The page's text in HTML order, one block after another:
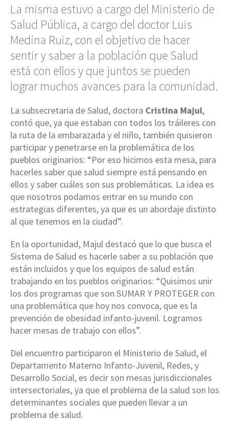
La misma estuvo a cargo del Ministerio de
Salud Pública, a cargo del doctor Luis
Medina Ruiz, con el objetivo de hacer
sentir y saber a la población que Salud
está con ellos y que juntos se pueden
lograr muchos avances para la comunidad.
La subsecretaria de Salud, doctora Cristina Majul,
contó que, ya que estaban con todos los tráileres con
la ruta de la embarazada y el niño, también quisieron
participar y penetrarse en la problemática de los
pueblos originarios: “Por eso hicimos esta mesa, para
hacerles saber que salud siempre está pensando en
ellos y saber cuáles son sus problemáticas. La idea es
que nosotros podamos entrar en su mundo con
estrategias diferentes, ya que es un abordaje distinto
al que tenemos en la ciudad”.
En la oportunidad, Majul destacó que lo que busca el
Sistema de Salud es hacerle saber a su población que
están incluidos y que los equipos de salud están
trabajando en los pueblos originarios: “Quisimos unir
los dos programas que son SUMAR Y PROTEGER con
una problemática que hoy nos convoca, que es la
prevención de obesidad infanto-juvenil. Logramos
hacer mesas de trabajo con ellos”.
Del encuentro participaron el Ministerio de Salud, el
Departamento Materno Infanto-Juvenil, Redes, y
Desarrollo Social, es decir son mesas jurisdiccionales
intersectoriales, ya que el problema de la salud son los
determinantes sociales que pueden llevar a un
problema de salud.